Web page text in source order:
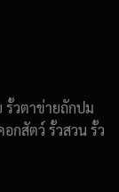
รั้วตาข่ายถักปม
กสัตว์ รั้วสวน รั้ว